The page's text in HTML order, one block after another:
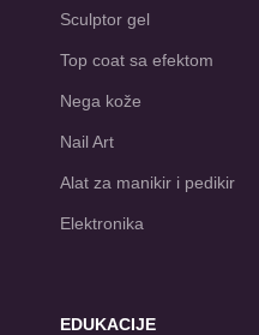
Sculptor gel
Top coat sa efektom
Nega kože
Nail Art
Alat za manikir i pedikir
Elektronika
EDUKACIJE